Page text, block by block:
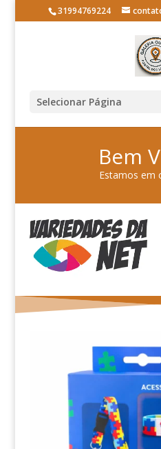
31994769224
Selecionar Página
Bem
Estamos em